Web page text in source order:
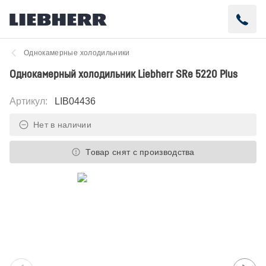
Однокамерные холодильники
Однокамерный холодильник Liebherr SRe 5220 Plus
Артикул: LIB04436
Нет в наличии
Товар снят с производства